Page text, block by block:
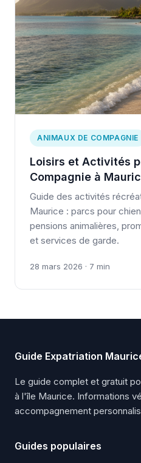
ANIMAUX DE COMPAGNIE
Loisirs et Activités
Compagnie à
Guide des activités
Maurice : parcs pour
pensions animalières,
et services de garde.
28 mars 2026 · 7 min
Guide Expatriation
Le guide complet et gratuit
à l'île Maurice. Informations
accompagnement
Guides populaires